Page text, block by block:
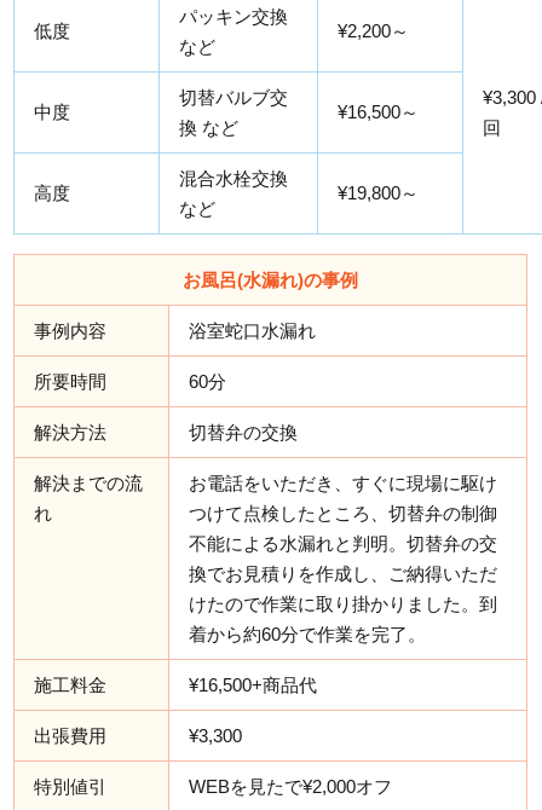
低度
パッキン交換
など
¥2,200～
¥3,300
回
中度
切替バルブ交
換 など
¥16,500～
高度
混合水栓交換
など
¥19,800～
お風呂(水漏れ)の事例
事例内容 浴室蛇口水漏れ
所要時間 60分
解決方法 切替弁の交換
解決までの流
れ
お電話をいただき、すぐに現場に駆け
つけて点検したところ、切替弁の制御
不能による水漏れと判明。切替弁の交
換でお見積りを作成し、ご納得いただ
けたので作業に取り掛かりました。到
着から約60分で作業を完了。
施工料金 ¥16,500+商品代
出張費用 ¥3,300
特別値引 WEBを見たで¥2,000オフ